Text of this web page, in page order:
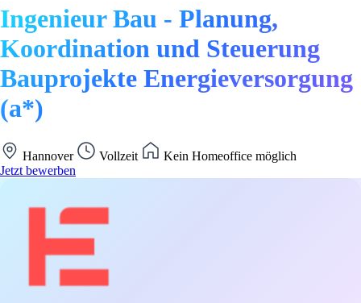
Ingenieur Bau - Planung,
Koordination und Steuerung
Bauprojekte Energieversorgung
(a*)
Hannover Vollzeit
Kein Homeoffice möglich
Jetzt bewerben